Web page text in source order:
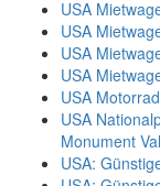
USA
USA
USA
USA
USA
USA
Monument
USA: